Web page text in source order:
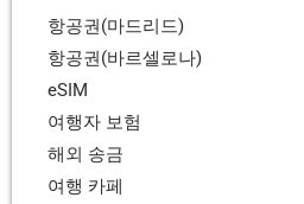
항공권(마드리드)
항공권(바르셀로나)
eSIM
여행자 보험
해외 송금
여행 카페